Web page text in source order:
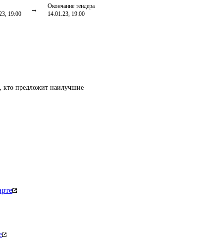
19:00
Окончание тендера
14.01.23, 19:00
кто предложит наилучшие